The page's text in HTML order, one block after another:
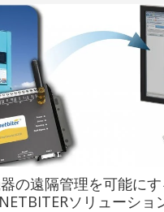
の遠隔管理を可能に
ソリューショ